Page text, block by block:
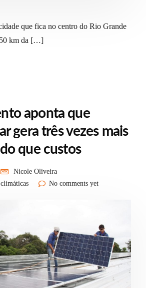
que fica no centro do Rio Grande
km da […]
aponta que
gera três vezes mais
que custos
Nicole Oliveira
No comments yet